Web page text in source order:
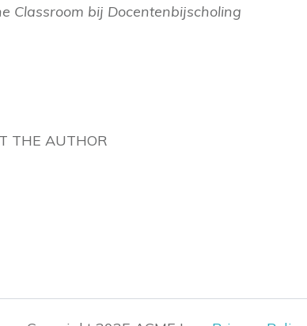
Classroom bij Docentenbijscholing
THE AUTHOR